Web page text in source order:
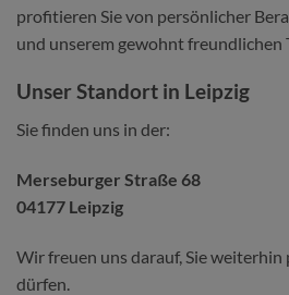
profitieren Sie von persönlicher
und unserem gewohnt freundlichen
Unser Standort in Leipzig
Sie finden uns in der:
Merseburger Straße 68
04177 Leipzig
Wir freuen uns darauf, Sie
dürfen.